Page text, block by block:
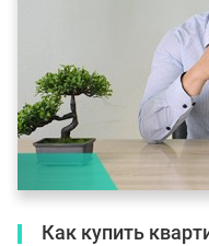
Как купить